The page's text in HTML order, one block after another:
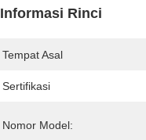
Informasi Rinci
Tempat Asal
Sertifikasi
Nomor Model: